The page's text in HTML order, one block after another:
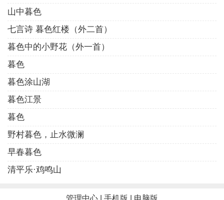
红鲤满江翁欲捕，
漏网彩霞逐波流。
倒放塔影做樯橹。
(作者:飞扬)
暮色天边映，
林间鸟雀鸣。
(作者:随心)
6:七古·野村暮色
山中暮色
七言诗 暮色红楼（外二首）
暮色中的小野花（外一首）
暮色
暮色涂山湖
暮色江景
暮色
野村暮色，止水微澜
早春暮色
清平乐·鸡鸣山
管理中心 手机版 电脑版